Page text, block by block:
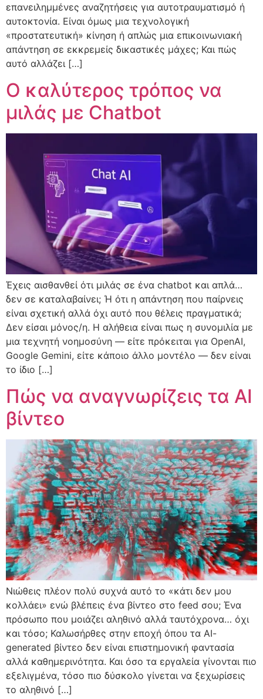
επανειλημμένες αναζητήσεις για αυτοτραυματισμό ή
αυτοκτονία. Είναι όμως μια τεχνολογική
«προστατευτική» κίνηση ή απλώς μια επικοινωνιακή
απάντηση σε εκκρεμείς δικαστικές μάχες; Και πώς
αυτό αλλάζει […]
Ο καλύτερος τρόπος να
μιλάς με Chatbot
Έχεις αισθανθεί ότι μιλάς σε ένα chatbot και απλά…
δεν σε καταλαβαίνει; Ή ότι η απάντηση που παίρνεις
είναι σχετική αλλά όχι αυτό που θέλεις πραγματικά;
Δεν είσαι μόνος/η. Η αλήθεια είναι πως η συνομιλία με
μια τεχνητή νοημοσύνη — είτε πρόκειται για OpenAI,
Google Gemini, είτε κάποιο άλλο μοντέλο — δεν είναι
το ίδιο […]
Πώς να αναγνωρίζεις τα AI
βίντεο
Νιώθεις πλέον πολύ συχνά αυτό το «κάτι δεν μου
κολλάει» ενώ βλέπεις ένα βίντεο στο feed σου; Ένα
πρόσωπο που μοιάζει αληθινό αλλά ταυτόχρονα… όχι
και τόσο; Καλωσήρθες στην εποχή όπου τα AI-
generated βίντεο δεν είναι επιστημονική φαντασία
αλλά καθημερινότητα. Και όσο τα εργαλεία γίνονται πιο
εξελιγμένα, τόσο πιο δύσκολο γίνεται να ξεχωρίσεις
το αληθινό […]